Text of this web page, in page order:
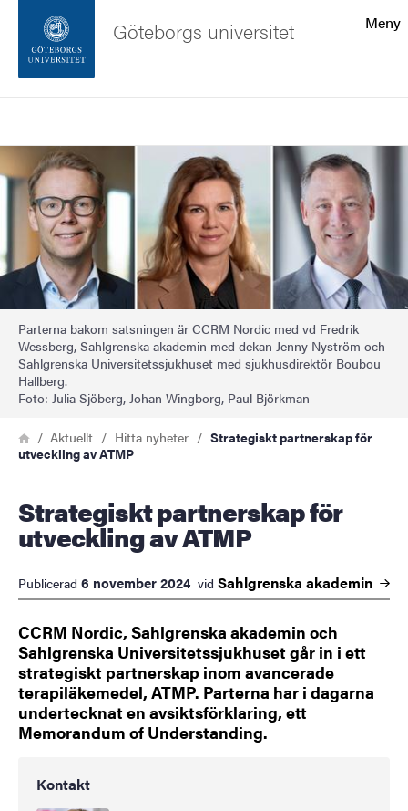
Sidfoten
Om webbplatsen
Meny
Göteborgs universitet
Bild
Parterna bakom satsningen är CCRM Nordic med vd Fredrik
Wessberg, Sahlgrenska akademin med dekan Jenny Nyström och
Sahlgrenska Universitetssjukhuset med sjukhusdirektör Boubou
Hallberg.
Foto: Julia Sjöberg, Johan Wingborg, Paul Björkman
Länkstig
HemAktuellt Hitta nyheter
Strategiskt partnerskap för
utveckling av ATMP
Strategiskt partnerskap för
utveckling av ATMP
Publicerad 6 november 2024 vid Sahlgrenska akademin
CCRM Nordic, Sahlgrenska akademin och
Sahlgrenska Universitetssjukhuset går in i ett
strategiskt partnerskap inom avancerade
terapiläkemedel, ATMP. Parterna har i dagarna
undertecknat en avsiktsförklaring, ett
Memorandum of Understanding.
Kontakt